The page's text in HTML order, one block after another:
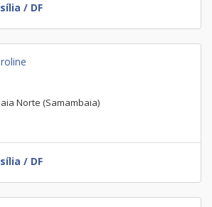
/ DF
Norte (Samambaia)
/ DF